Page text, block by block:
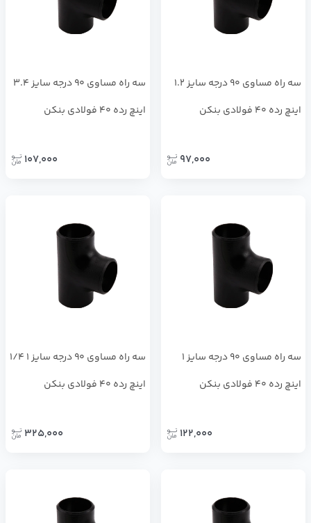
سه راه مساوی 90 درجه سایز 1.2
اینچ رده 40 فولادی بنکن
97,000
سه راه مساوی 90 درجه سایز 3.4
اینچ رده 40 فولادی بنکن
107,000
سه راه مساوی 90 درجه سایز 1
اینچ رده 40 فولادی بنکن
122,000
سه راه مساوی 90 درجه سایز 1 1/4
اینچ رده 40 فولادی بنکن
325,000